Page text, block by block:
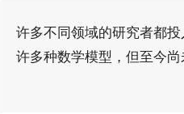
许多不同领域的研究者都
许多种数学模型，但至今